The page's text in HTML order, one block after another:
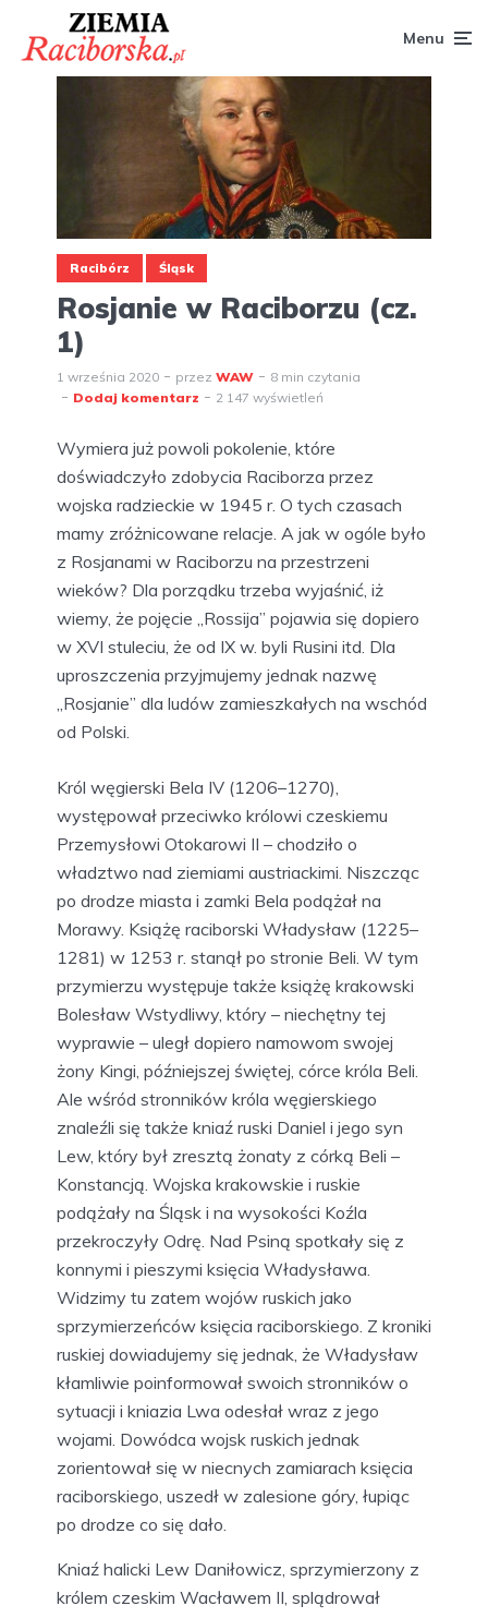
Menu
Racibórz Śląsk
Rosjanie w Raciborzu (cz.
1)
1 września 2020 przez WAW
8 min czytania
Dodaj komentarz
2 147 wyświetleń
Wymiera już powoli pokolenie, które
doświadczyło zdobycia Raciborza przez
wojska radzieckie w 1945 r. O tych czasach
mamy zróżnicowane relacje. A jak w ogóle było
z Rosjanami w Raciborzu na przestrzeni
wieków? Dla porządku trzeba wyjaśnić, iż
wiemy, że pojęcie „Rossija” pojawia się dopiero
w XVI stuleciu, że od IX w. byli Rusini itd. Dla
uproszczenia przyjmujemy jednak nazwę
„Rosjanie” dla ludów zamieszkałych na wschód
od Polski.
Król węgierski Bela IV (1206–1270),
występował przeciwko królowi czeskiemu
Przemysłowi Otokarowi II – chodziło o
władztwo nad ziemiami austriackimi. Niszcząc
po drodze miasta i zamki Bela podążał na
Morawy. Książę raciborski Władysław (1225–
1281) w 1253 r. stanął po stronie Beli. W tym
przymierzu występuje także książę krakowski
Bolesław Wstydliwy, który – niechętny tej
wyprawie – uległ dopiero namowom swojej
żony Kingi, późniejszej świętej, córce króla Beli.
Ale wśród stronników króla węgierskiego
znaleźli się także kniaź ruski Daniel i jego syn
Lew, który był zresztą żonaty z córką Beli –
Konstancją. Wojska krakowskie i ruskie
podążały na Śląsk i na wysokości Koźla
przekroczyły Odrę. Nad Psiną spotkały się z
konnymi i pieszymi księcia Władysława.
Widzimy tu zatem wojów ruskich jako
sprzymierzeńców księcia raciborskiego. Z kroniki
ruskiej dowiadujemy się jednak, że Władysław
kłamliwie poinformował swoich stronników o
sytuacji i kniazia Lwa odesłał wraz z jego
wojami. Dowódca wojsk ruskich jednak
zorientował się w niecnych zamiarach księcia
raciborskiego, uszedł w zalesione góry, łupiąc
po drodze co się dało.
Kniaź halicki Lew Daniłowicz, sprzymierzony z
królem czeskim Wacławem II, splądrował